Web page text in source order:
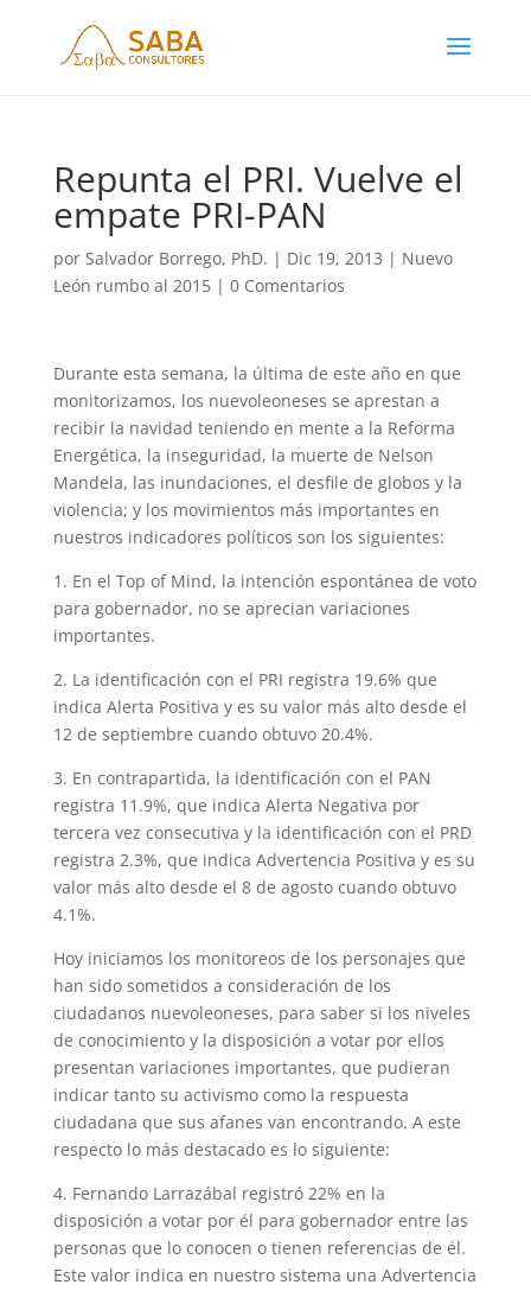
Repunta el PRI. Vuelve el
empate PRI-PAN
por Salvador Borrego, PhD. | Dic 19, 2013 | Nuevo
León rumbo al 2015| 0 Comentarios
Durante esta semana, la última de este año en que
monitorizamos, los nuevoleoneses se aprestan a
recibir la navidad teniendo en mente a la Reforma
Energética, la inseguridad, la muerte de Nelson
Mandela, las inundaciones, el desfile de globos y la
violencia; y los movimientos más importantes en
nuestros indicadores políticos son los siguientes:
1. En el Top of Mind, la intención espontánea de voto
para gobernador, no se aprecian variaciones
importantes.
2. La identificación con el PRI registra 19.6% que
indica Alerta Positiva y es su valor más alto desde el
12 de septiembre cuando obtuvo 20.4%.
3. En contrapartida, la identificación con el PAN
registra 11.9%, que indica Alerta Negativa por
tercera vez consecutiva y la identificación con el PRD
registra 2.3%, que indica Advertencia Positiva y es su
valor más alto desde el 8 de agosto cuando obtuvo
4.1%.
Hoy iniciamos los monitoreos de los personajes que
han sido sometidos a consideración de los
ciudadanos nuevoleoneses, para saber si los niveles
de conocimiento y la disposición a votar por ellos
presentan variaciones importantes, que pudieran
indicar tanto su activismo como la respuesta
ciudadana que sus afanes van encontrando. A este
respecto lo más destacado es lo siguiente:
4. Fernando Larrazábal registró 22% en la
disposición a votar por él para gobernador entre las
personas que lo conocen o tienen referencias de él.
Este valor indica en nuestro sistema una Advertencia